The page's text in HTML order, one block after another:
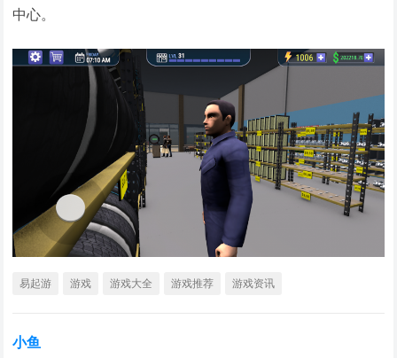
中心。
易起游 游戏 游戏大全 游戏推荐 游戏资讯
小鱼